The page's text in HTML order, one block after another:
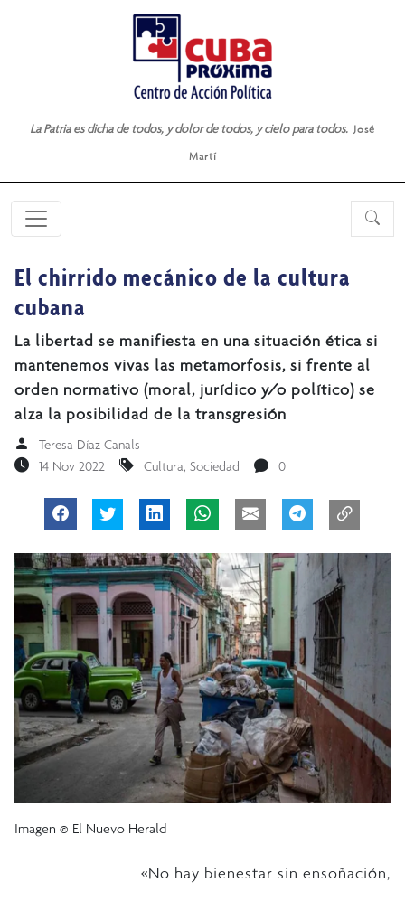
La Patria es dicha de todos, y dolor de todos, y cielo para todos. José
Martí
El chirrido mecánico de la cultura
cubana
La libertad se manifiesta en una situación ética si
mantenemos vivas las metamorfosis, si frente al
orden normativo (moral, jurídico y/o político) se
alza la posibilidad de la transgresión
Teresa Díaz Canals
14 Nov 2022
Cultura, Sociedad 0
Imagen © El Nuevo Herald
«No hay bienestar sin ensoñación,